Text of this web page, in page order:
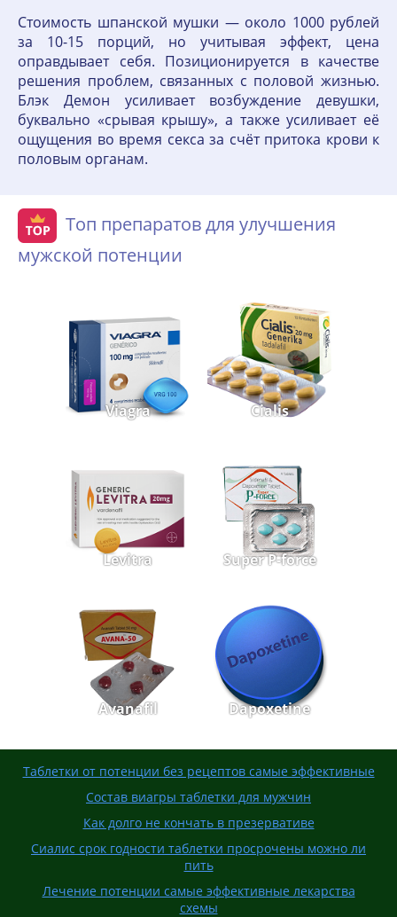
Стоимость шпанской мушки — около 1000 рублей
за 10-15 порций, но учитывая эффект, цена
оправдывает себя. Позиционируется в качестве
решения проблем, связанных с половой жизнью.
Блэк Демон усиливает возбуждение девушки,
буквально «срывая крышу», а также усиливает её
ощущения во время секса за счёт притока крови к
половым органам.
Топ препаратов для улучшения
мужской потенции
Viagra Cialis
Levitra Super P-force
Avanafil Dapoxetine
Таблетки от потенции без рецептов самые эффективные
Состав виагры таблетки для мужчин
Как долго не кончать в презервативе
Сиалис срок годности таблетки просрочены можно ли
пить
Лечение потенции самые эффективные лекарства
схемы